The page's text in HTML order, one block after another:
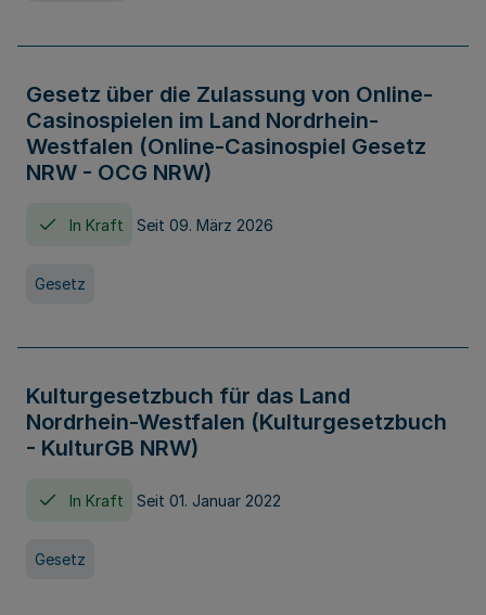
Gesetz über die Zulassung von Online-
Casinospielen im Land Nordrhein-
Westfalen (Online-Casinospiel Gesetz
NRW - OCG NRW)
In Kraft Seit 09. März 2026
Gesetz
Kulturgesetzbuch für das Land
Nordrhein-Westfalen (Kulturgesetzbuch
- KulturGB NRW)
In Kraft Seit 01. Januar 2022
Gesetz